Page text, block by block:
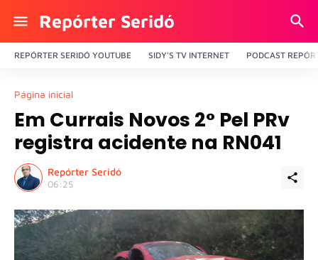
Repórter Seridó
REPÓRTER SERIDÓ YOUTUBE SIDY'S TV INTERNET PODCAST
Página inicial
Em Currais Novos 2° Pel PRv
registra acidente na RN041
Repórter Seridó
06:25